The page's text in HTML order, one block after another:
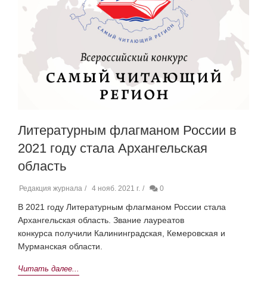
Литературным флагманом России в
2021 году стала Архангельская
область
Редакция журнала 4 нояб. 2021 г. 0
В 2021 году Литературным флагманом России стала
Архангельская область. Звание лауреатов
конкурса получили Калининградская, Кемеровская и
Мурманская области.
Читать далее...